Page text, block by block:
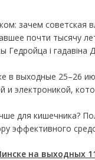
зачем советская
почти тысячу
і гадавіна
в выходные 25–26
и электроникой,
для кишечника?
эффективного
на выходных